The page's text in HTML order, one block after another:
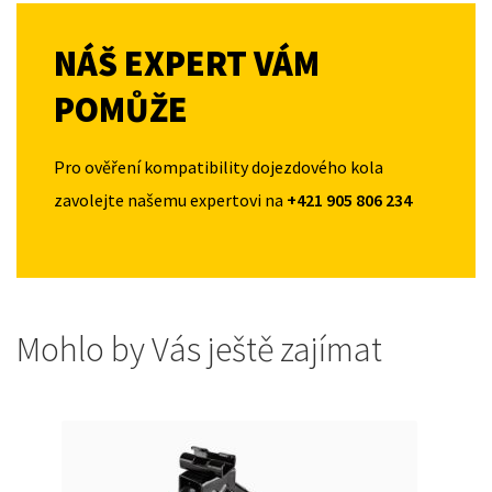
NÁŠ EXPERT VÁM
POMŮŽE
Pro ověření kompatibility dojezdového kola
zavolejte našemu expertovi na +421 905 806 234
Mohlo by Vás ještě zajímat